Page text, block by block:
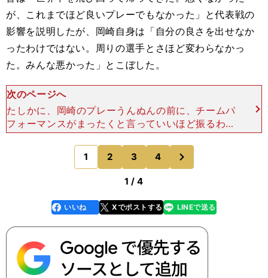
が、これまでほど良いプレーでもなかった」と代表戦の
影響を説明したが、岡崎自身は「自分の良さを出せなか
ったわけではない。周りの選手とさほど変わらなかっ
た。みんな悪かった」とこぼした。
次のページへ
たしかに、岡崎のプレーうんぬんの前に、チームパ
フォーマンスがまったくと言っていいほど振るわな
かった事実のほうが遥かに重いだろう。動き出しが
鈍いうえにパスを出すタイミングも遅く、アスト
ン・ビラの左MFジ
1 2 3 4
のページへ
1 / 4
faceboo
k
いいね Xでポストする
line LINEで送る